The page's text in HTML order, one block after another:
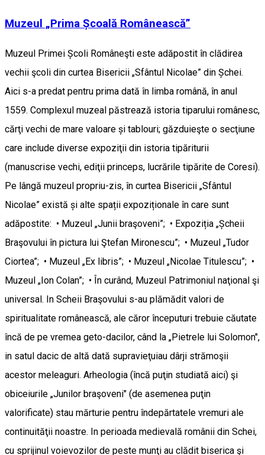
Muzeul „Prima Școală Românească”
Muzeul Primei Școli Româneşti este adăpostit în clădirea
vechii şcoli din curtea Bisericii „Sfântul Nicolae” din Șchei.
Aici s-a predat pentru prima dată în limba română, în anul
1559. Complexul muzeal păstrează istoria tiparului românesc,
cărţi vechi de mare valoare și tablouri; găzduieşte o secţiune
care include diverse expoziţii din istoria tipăriturii
(manuscrise vechi, ediţii princeps, lucrările tipărite de Coresi).
Pe lângă muzeul propriu-zis, în curtea Bisericii „Sfântul
Nicolae” există și alte spații expoziționale în care sunt
adăpostite: • Muzeul „Junii braşoveni”; • Expoziția „Șcheii
Braşovului în pictura lui Ştefan Mironescu”; • Muzeul „Tudor
Ciortea”; • Muzeul „Ex libris”; • Muzeul „Nicolae Titulescu”; •
Muzeul „Ion Colan”; • În curând, Muzeul Patrimoniul naţional şi
universal. In Scheii Braşovului s-au plămădit valori de
spiritualitate românească, ale căror începuturi trebuie căutate
încă de pe vremea geto-dacilor, când la „Pietrele lui Solomon",
in satul dacic de altă dată supravieţuiau dârji strămoşii
acestor meleaguri. Arheologia (încă puţin studiată aici) şi
obiceiurile „Junilor braşoveni" (de asemenea puţin
valorificate) stau mărturie pentru îndepărtatele vremuri ale
continuităţii noastre. In perioada medievală românii din Schei,
cu sprijinul voievozilor de peste munţi au clădit biserica şi